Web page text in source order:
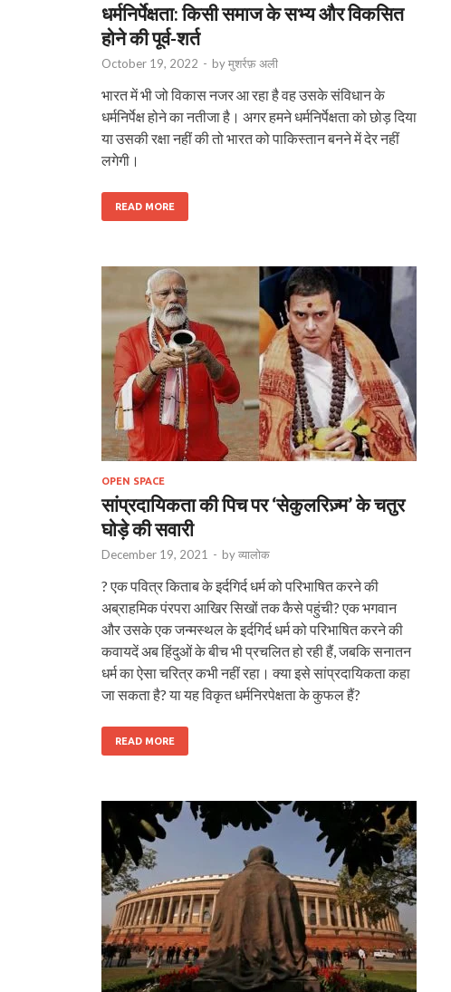
धर्मनिर्पेक्षता: किसी समाज के सभ्य और विकसित
होने की पूर्व-शर्त
October 19, 2022 - byमुशर्रफ़ अली
भारत में भी जो विकास नजर आ रहा है वह उसके संविधान के
धर्मनिर्पेक्ष होने का नतीजा है। अगर हमने धर्मनिर्पेक्षता को छोड़ दिया
या उसकी रक्षा नहीं की तो भारत को पाकिस्तान बनने में देर नहीं
लगेगी।
READ MORE
OPEN SPACE
सांप्रदायिकता की पिच पर ‘सेकुलरिज़्म’ के चतुर
घोड़े की सवारी
December 19, 2021 - byव्यालोक
? एक पवित्र किताब के इर्दगिर्द धर्म को परिभाषित करने की
अब्राहमिक पंरपरा आखिर सिखों तक कैसे पहुंची? एक भगवान
और उसके एक जन्‍मस्‍थल के इर्दगिर्द धर्म को परिभाषित करने की
कवायदें अब हिंदुओं के बीच भी प्रचलित हो रही हैं, जबकि सनातन
धर्म का ऐसा चरित्र कभी नहीं रहा। क्‍या इसे सांप्रदायिकता कहा
जा सकता है? या यह विकृत धर्मनिरपेक्षता के कुफल हैं?
READ MORE